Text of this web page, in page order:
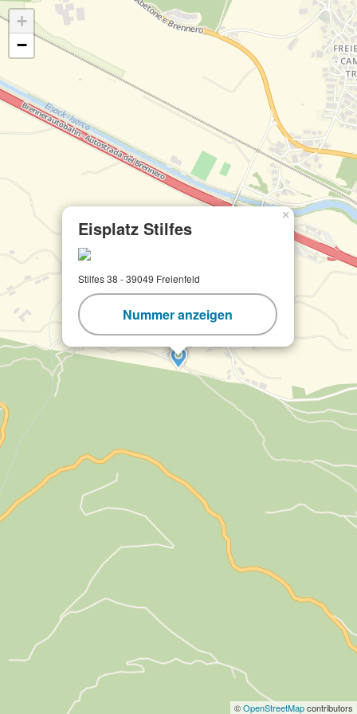
Eisplatz Stilfes
Stilfes 38 - 39049 Freienfeld
Nummer anzeigen
×
+
−
©OpenStreetMapcontributors